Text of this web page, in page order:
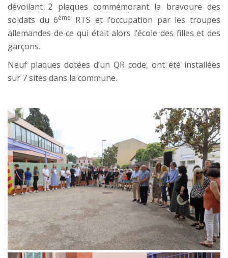
dévoilant 2 plaques commémorant la bravoure des
soldats du 6ème
RTS et l’occupation par les troupes
allemandes de ce qui était alors l’école des filles et des
garçons.
Neuf plaques dotées d’un QR code, ont été installées
sur 7 sites dans la commune.